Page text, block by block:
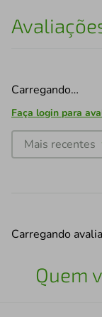
Carregando…
Faça login para
Mais recentes
Carregando
Quem